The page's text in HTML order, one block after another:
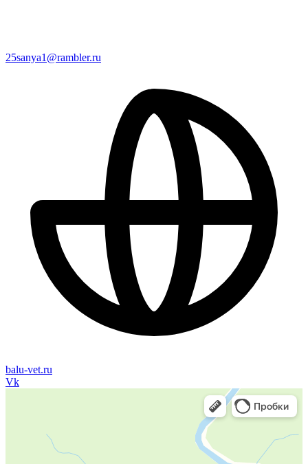
25sanya1@rambler.ru
balu-vet.ru
Vk